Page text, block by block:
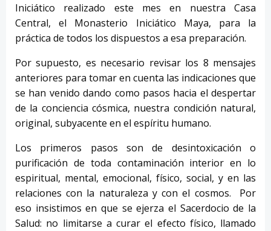
Iniciático realizado este mes en nuestra Casa
Central, el Monasterio Iniciático Maya, para la
práctica de todos los dispuestos a esa preparación.
Por supuesto, es necesario revisar los 8 mensajes
anteriores para tomar en cuenta las indicaciones que
se han venido dando como pasos hacia el despertar
de la conciencia cósmica, nuestra condición natural,
original, subyacente en el espíritu humano.
Los primeros pasos son de desintoxicación o
purificación de toda contaminación interior en lo
espiritual, mental, emocional, físico, social, y en las
relaciones con la naturaleza y con el cosmos. Por
eso insistimos en que se ejerza el Sacerdocio de la
Salud: no limitarse a curar el efecto físico, llamado